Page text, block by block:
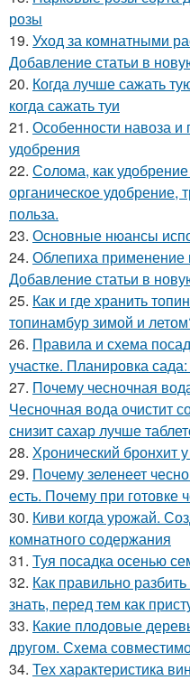
розы
19. Уход за комнатными
Добавление статьи в
20. Когда лучше сажать
когда сажать туи
21. Особенности навоза и
удобрения
22. Солома, как
органическое удобрение,
польза.
23. Основные нюансы
24. Облепиха применение
Добавление статьи в
25. Как и где хранить
топинамбур зимой и
26. Правила и схема
участке. Планировка
27. Почему чесночная
Чесночная вода очистит
снизит сахар лучше
28. Хронический бронхит
29. Почему зеленеет
есть. Почему при готовке
30. Киви когда урожай.
комнатного содержания
31. Туя посадка осенью
32. Как правильно
знать, перед тем как
33. Какие плодовые
другом. Схема
34. Тех характеристика